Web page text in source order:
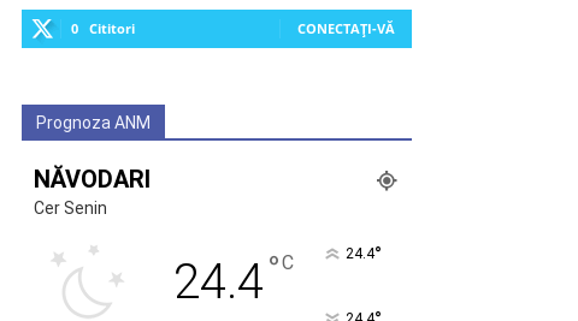
0 Cititori CONECTAȚI-VĂ
Prognoza ANM
NĂVODARI
Cer Senin
24.4°C 24.4°